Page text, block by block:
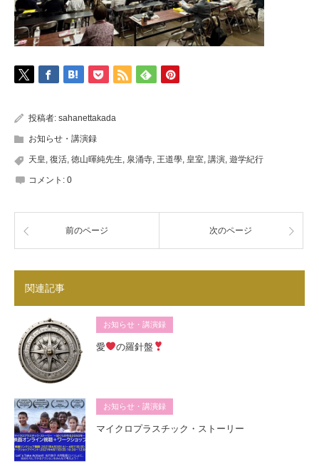
投稿者: sahanettakada
お知らせ・講演録
天皇 復活 徳山暉純先生 泉涌寺 王道學 皇室 講演 遊学紀行
コメント: 0
前のページ 次のページ
関連記事
お知らせ・講演録
愛 の羅針盤
お知らせ・講演録
マイクロプラスチック・ストーリー